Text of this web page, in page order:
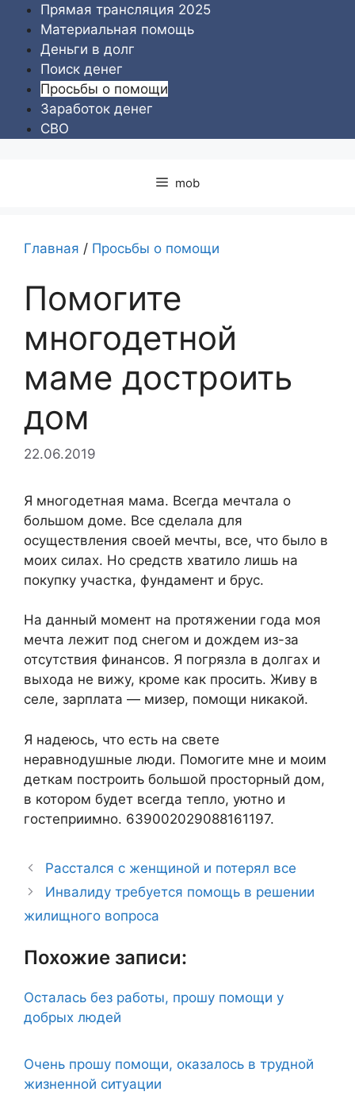
Перейти
содержимому
Прямая трансляция 2025
Материальная помощь
Деньги в долг
Поиск денег
Просьбы о помощи
Заработок денег
СВО
mob
Главная / Просьбы о помощи
Помогите
многодетной
маме достроить
дом
22.06.2019
Я многодетная мама. Всегда мечтала о
большом доме. Все сделала для
осуществления своей мечты, все, что было в
моих силах. Но средств хватило лишь на
покупку участка, фундамент и брус.
На данный момент на протяжении года моя
мечта лежит под снегом и дождем из-за
отсутствия финансов. Я погрязла в долгах и
выхода не вижу, кроме как просить. Живу в
селе, зарплата — мизер, помощи никакой.
Я надеюсь, что есть на свете
неравнодушные люди. Помогите мне и моим
деткам построить большой просторный дом,
в котором будет всегда тепло, уютно и
гостеприимно. 639002029088161197.
Расстался с женщиной и потерял все
Инвалиду требуется помощь в решении
жилищного вопроса
Похожие записи:
Осталась без работы, прошу помощи у
добрых людей
Очень прошу помощи, оказалось в трудной
жизненной ситуации